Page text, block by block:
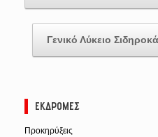
Γενικό Λύκειο
ΕΚΔΡΟΜΈΣ
Προκηρύξεις